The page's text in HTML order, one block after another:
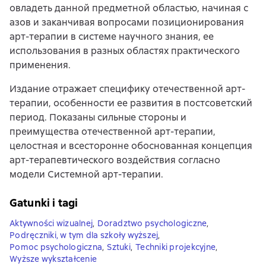
овладеть данной предметной областью, начиная с
азов и заканчивая вопросами позиционирования
арт-терапии в системе научного знания, ее
использования в разных областях практического
применения.
Издание отражает специфику отечественной арт-
терапии, особенности ее развития в постсоветский
период. Показаны сильные стороны и
преимущества отечественной арт-терапии,
целостная и всесторонне обоснованная концепция
арт-терапевтического воздействия согласно
модели Системной арт-терапии.
Gatunki i tagi
Aktywności wizualnej, Doradztwo psychologiczne,
Podręczniki, w tym dla szkoły wyższej,
Pomoc psychologiczna, Sztuki, Techniki projekcyjne,
Wyższe wykształcenie